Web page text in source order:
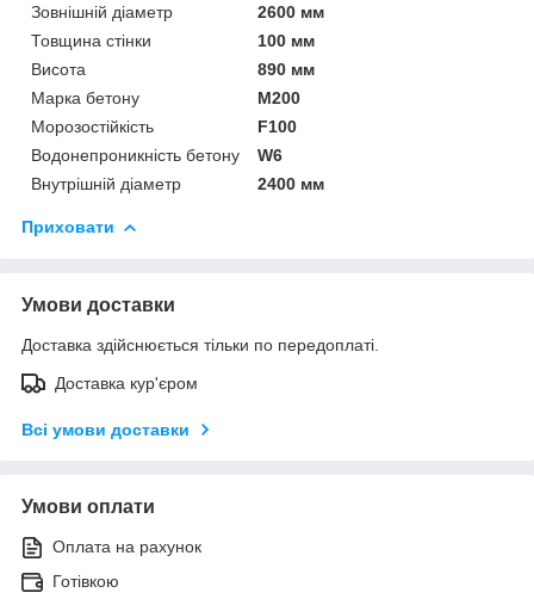
Зовнішній діаметр
2600 мм
Товщина стінки
100 мм
Висота
890 мм
Марка бетону
М200
Морозостійкість
F100
Водонепроникність бетону
W6
Внутрішній діаметр
2400 мм
Приховати
Умови доставки
Доставка здійснюється тільки по передоплаті.
Доставка кур'єром
Всі умови доставки
Умови оплати
Оплата на рахунок
Готівкою